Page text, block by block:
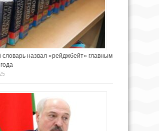
словарь назвал «рейджбейт» главным